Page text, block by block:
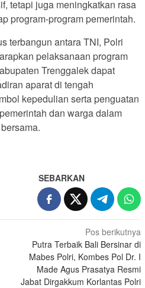
tetapi juga meningkatkan rasa
program-program pemerintah.
terbangun antara TNI, Polri
pelaksanaan program
Trenggalek dapat
aparat di tengah
kepedulian serta penguatan
dan warga dalam
SEBARKAN
Pos berikutnya
Putra Terbaik Bali Bersinar di
Mabes Polri, Kombes Pol Dr. I
Made Agus Prasatya Resmi
Jabat Dirgakkum Korlantas Polri